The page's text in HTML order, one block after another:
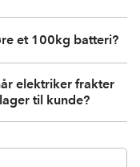
et 100kg batteri?
elektriker frakter
til kunde?